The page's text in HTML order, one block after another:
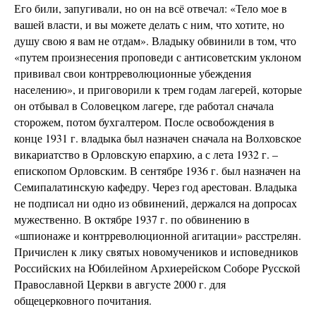
Его били, запугивали, но он на всё отвечал: «Тело мое в
вашей власти, и вы можете делать с ним, что хотите, но
душу свою я вам не отдам». Владыку обвинили в том, что
«путем произнесения проповеди с антисоветским уклоном
прививал свои контрреволюционные убеждения
населению», и приговорили к трем годам лагерей, которые
он отбывал в Соловецком лагере, где работал сначала
сторожем, потом бухгалтером. После освобождения в
конце 1931 г. владыка был назначен сначала на Волховское
викариатство в Орловскую епархию, а с лета 1932 г. –
епископом Орловским. В сентябре 1936 г. был назначен на
Семипалатинскую кафедру. Через год арестован. Владыка
не подписал ни одно из обвинений, держался на допросах
мужественно. В октябре 1937 г. по обвинению в
«шпионаже и контрреволюционной агитации» расстрелян.
Причислен к лику святых новомучеников и исповедников
Российских на Юбилейном Архиерейском Соборе Русской
Православной Церкви в августе 2000 г. для
общецерковного почитания.